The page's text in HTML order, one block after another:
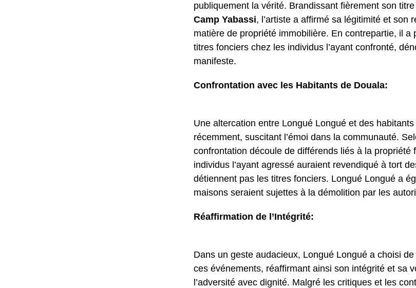
publiquement la vérité. Brandissant fièrement son
Camp Yabassi, l’artiste a affirmé sa légitimité et son
matière de propriété immobilière. En contrepartie, il a
titres fonciers chez les individus l’ayant confronté,
manifeste.
Confrontation avec les Habitants de Douala:
Une altercation entre Longué Longué et des
récemment, suscitant l’émoi dans la communauté.
confrontation découle de différends liés à la propriété
individus l’ayant agressé auraient revendiqué à tort
détiennent pas les titres fonciers. Longué Longué a
maisons seraient sujettes à la démolition par les
Réaffirmation de l’Intégrité:
Dans un geste audacieux, Longué Longué a choisi
ces événements, réaffirmant ainsi son intégrité et sa
l’adversité avec dignité. Malgré les critiques et les